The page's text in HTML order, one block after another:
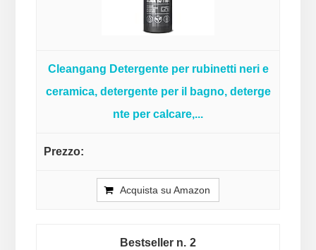
Cleangang Detergente per rubinetti neri e
ceramica, detergente per il bagno, deterge
nte per calcare,...
Acquista su Amazon
2